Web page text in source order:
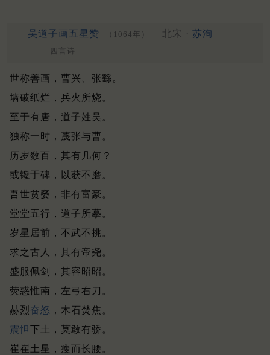
吴道子画五星赞 （1064年） 北宋 · 苏洵
四言诗
世称善画，曹兴、张繇。
墙破纸烂，兵火所烧。
至于有唐，道子姓吴。
独称一时，蔑张与曹。
历岁数百，其有几何？
或镵于碑，以获不磨。
吾世贫窭，非有富豪。
堂堂五行，道子所摹。
岁星居前，不武不挑。
求之古人，其有帝尧。
盛服佩剑，其容昭昭。
荧惑惟南，左弓右刀。
赫烈奋怒 ，木石焚焦。
震怛 下土，莫敢有骄。
崔崔土星，瘦而长腰。